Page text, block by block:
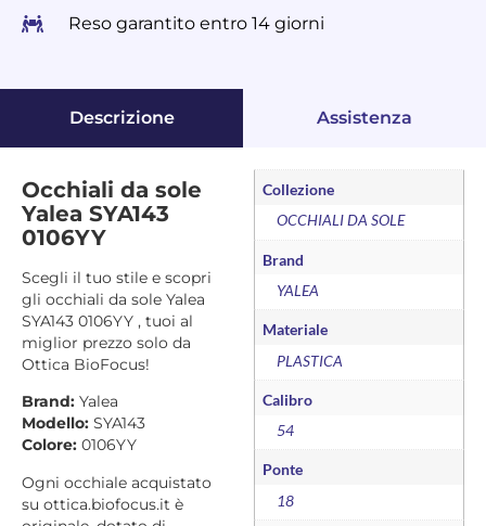
Reso garantito entro 14 giorni
Descrizione Assistenza
Occhiali da sole
Yalea SYA143
0106YY
Scegli il tuo stile e scopri
gli occhiali da sole Yalea
SYA143 0106YY , tuoi al
miglior prezzo solo da
Ottica BioFocus!
Brand: Yalea
Modello: SYA143
Colore: 0106YY
Ogni occhiale acquistato
su ottica.biofocus.it è
Collezione
OCCHIALI DA SOLE
Brand
YALEA
Materiale
PLASTICA
Calibro
54
Ponte
18